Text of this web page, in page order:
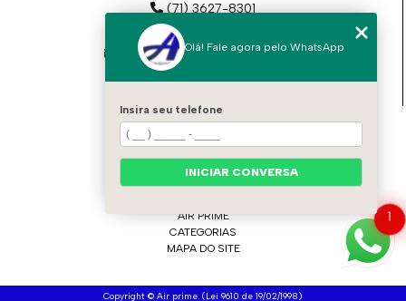
(71) 3627-8301
(71) 98777-2717
comercial@airprimeba.com.br
MENU
HOME
QUEM SOMOS
BLOG
AIR PRIME
CATEGORIAS
MAPA DO SITE
Copyright © Air prime. (Lei 9610 de 19/02/1998)
1
Olá! Fale agora pelo WhatsApp
Insira seu telefone
INICIAR CONVERSA